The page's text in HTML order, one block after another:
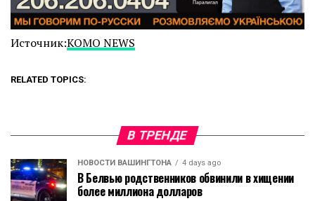
Источник:KOMO NEWS
RELATED TOPICS:
В ТРЕНДЕ
НОВОСТИ ВАШИНГТОНА 4 days ago
В Белвью родственников обвинили в хищении
более миллиона долларов